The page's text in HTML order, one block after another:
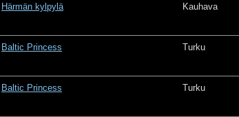
Härmän kylpylä Kauhava
Baltic Princess Turku
Baltic Princess Turku